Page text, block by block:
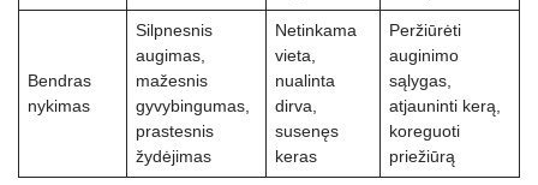
Bendras
nykimas
Silpnesnis
augimas,
mažesnis
gyvybingumas,
prastesnis
žydėjimas
Netinkama
vieta,
nualinta
dirva,
susenęs
keras
Peržiūrėti
auginimo
sąlygas,
atjauninti kerą,
koreguoti
priežiūrą